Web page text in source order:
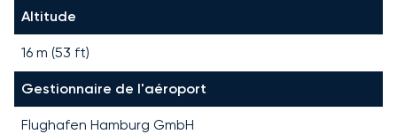
Altitude
16 m (53 ft)
Gestionnaire de l'aéroport
Flughafen Hamburg GmbH